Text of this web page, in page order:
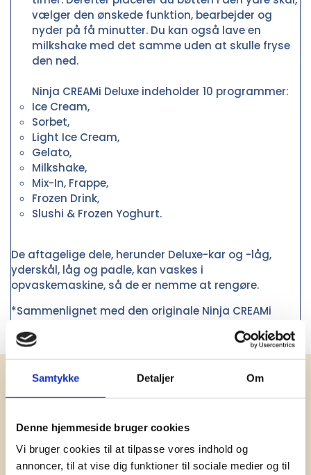
Samtykke Detaljer Om
Denne hjemmeside bruger cookies
Vi bruger cookies til at tilpasse vores indhold og
annoncer, til at vise dig funktioner til sociale medier og til
vælger den ønskede funktion, bearbejder og
nyder på få minutter. Du kan også lave en
milkshake med det samme uden at skulle fryse
den ned.
Ninja CREAMi Deluxe indeholder 10 programmer:
Ice Cream,
Sorbet,
Light Ice Cream,
Gelato,
Milkshake,
Mix-In, Frappe,
Frozen Drink,
Slushi & Frozen Yoghurt.
De aftagelige dele, herunder Deluxe-kar og -låg,
yderskål, låg og padle, kan vaskes i
opvaskemaskine, så de er nemme at rengøre.
*Sammenlignet med den originale Ninja CREAMi
Få vores nyhedsbrev med
andet godt
Kæmpe udvalg i klassiske og nyskabende gaveidéer
til din virksomhed. Vi kan det der med firmagaver, og